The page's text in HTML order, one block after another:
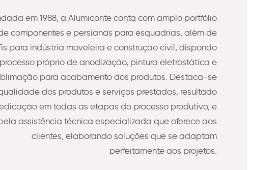
em 1988, a Alumiconte conta com amplo portfólio
componentes e persianas para esquadrias, além de
para indústria moveleira e construção civil, dispondo
próprio de anodização, pintura eletrostática e
para acabamento dos produtos. Destaca-se
dos produtos e serviços prestados, resultado
em todas as etapas do processo produtivo, e
assistência técnica especializada que oferece aos
clientes, elaborando soluções que se adaptam
perfeitamente aos projetos.